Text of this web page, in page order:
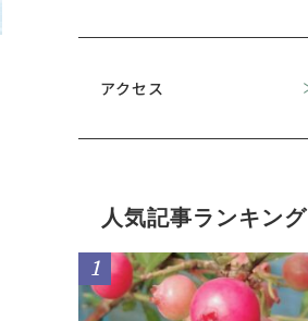
アクセス
人気記事ランキング